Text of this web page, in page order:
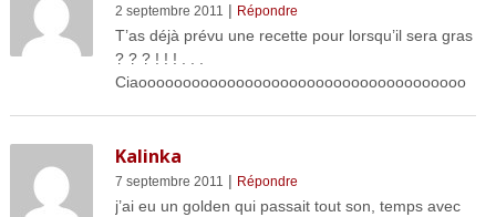
2 septembre 2011 | Répondre
T’as déjà prévu une recette pour lorsqu’il sera gras
? ? ? ! ! ! . . .
Ciaooooooooooooooooooooooooooooooooooooo
Kalinka
7 septembre 2011 | Répondre
j’ai eu un golden qui passait tout son, temps avec